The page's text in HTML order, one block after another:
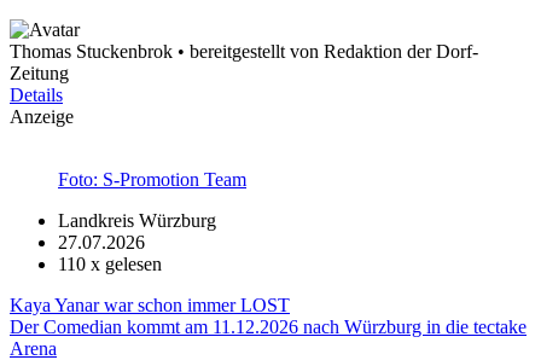
Thomas Stuckenbrok • bereitgestellt von Redaktion der Dorf-
Zeitung
Details
Anzeige
Foto: S-Promotion Team
Landkreis Würzburg
27.07.2026
110 x gelesen
Kaya Yanar war schon immer LOST
Der Comedian kommt am 11.12.2026 nach Würzburg in die tectake
Arena